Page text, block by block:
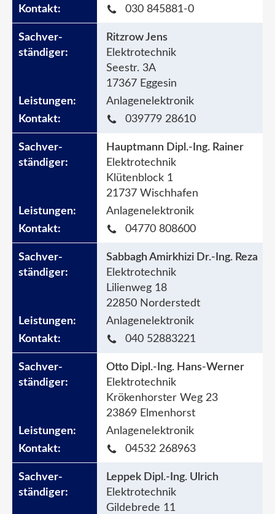
030 845881-0
Ritzrow Jens
Elektrotechnik
Seestr. 3A
17367 Eggesin
Anlagenelektronik
039779 28610
Hauptmann Dipl.-Ing. Rainer
Elektrotechnik
Klütenblock 1
21737 Wischhafen
Anlagenelektronik
04770 808600
Sabbagh Amirkhizi Dr.-Ing. Reza
Elektrotechnik
Lilienweg 18
22850 Norderstedt
Anlagenelektronik
040 52883221
Otto Dipl.-Ing. Hans-Werner
Elektrotechnik
Krökenhorster Weg 23
23869 Elmenhorst
Anlagenelektronik
04532 268963
Leppek Dipl.-Ing. Ulrich
Elektrotechnik
Gildebrede 11